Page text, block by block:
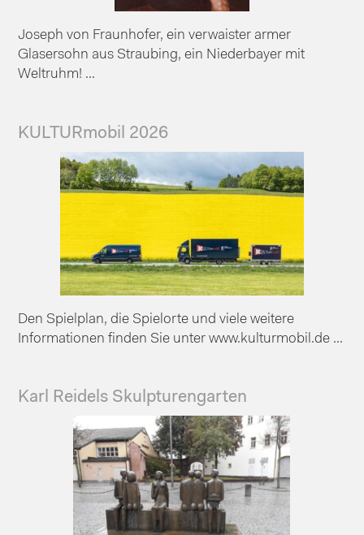
Joseph von Fraunhofer, ein verwaister armer
Glasersohn aus Straubing, ein Niederbayer mit
Weltruhm! ...
KULTURmobil 2026
Den Spielplan, die Spielorte und viele weitere
Informationen finden Sie unter www.kulturmobil.de ...
Karl Reidels Skulpturengarten